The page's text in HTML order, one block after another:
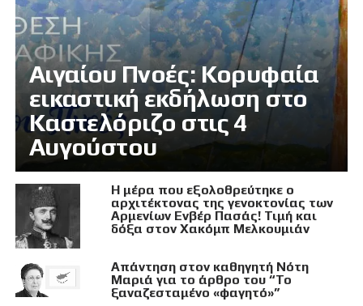
Αιγαίου Πνοές: Κορυφαία
εικαστική εκδήλωση στο
Καστελόριζο στις 4
Αυγούστου
Η μέρα που εξολοθρεύτηκε ο
αρχιτέκτονας της γενοκτονίας των
Αρμενίων Ενβέρ Πασάς! Τιμή και
δόξα στον Χακόμπ Μελκουμιάν
Απάντηση στον καθηγητή Νότη
Μαριά για το άρθρο του “Το
ξαναζεσταμένο «φαγητό»”